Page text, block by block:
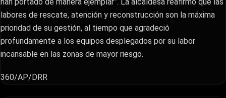
labores de rescate, atención y reconstrucción son la máxima
prioridad de su gestión, al tiempo que agradeció
profundamente a los equipos desplegados por su labor
incansable en las zonas de mayor riesgo.
360/AP/DRR